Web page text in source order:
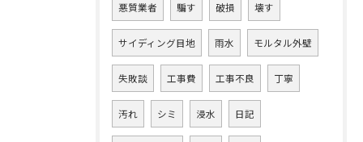
悪質業者 騙す 破損 壊す
サイディング目地 雨水 モルタル外壁
失敗談 工事費 工事不良 丁寧
汚れ シミ 浸水 日記